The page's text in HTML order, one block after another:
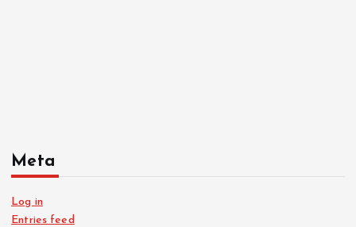
Meta
Log in
Entries feed